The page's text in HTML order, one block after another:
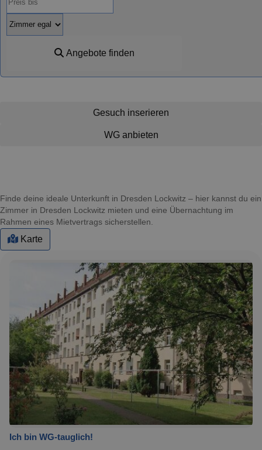
Angebote finden
Gesuch inserieren
WG anbieten
Finde deine ideale Unterkunft in Dresden Lockwitz – hier kannst du ein
Zimmer in Dresden Lockwitz mieten und eine Übernachtung im
Rahmen eines Mietvertrags sicherstellen.
Karte
Ich bin WG-tauglich!